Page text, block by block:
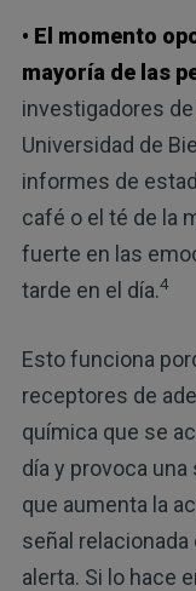
• El momento
mayoría de las
investigadores
Universidad de
informes de
café o el té de la
fuerte en las
tarde en el día.4
Esto funciona
receptores de
química que se
día y provoca
que aumenta la
señal
alerta. Si lo hace